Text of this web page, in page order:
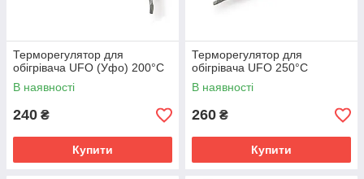
Терморегулятор для
обігрівача UFO (Уфо) 200°С
В наявності
240 ₴
Купити
Терморегулятор для
обігрівача UFO 250°С
В наявності
260 ₴
Купити